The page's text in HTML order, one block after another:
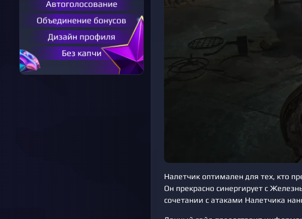
Налетчик оптимален для тех, кто
Он прекрасно синергирует с
сочетании с атаками Налетчика